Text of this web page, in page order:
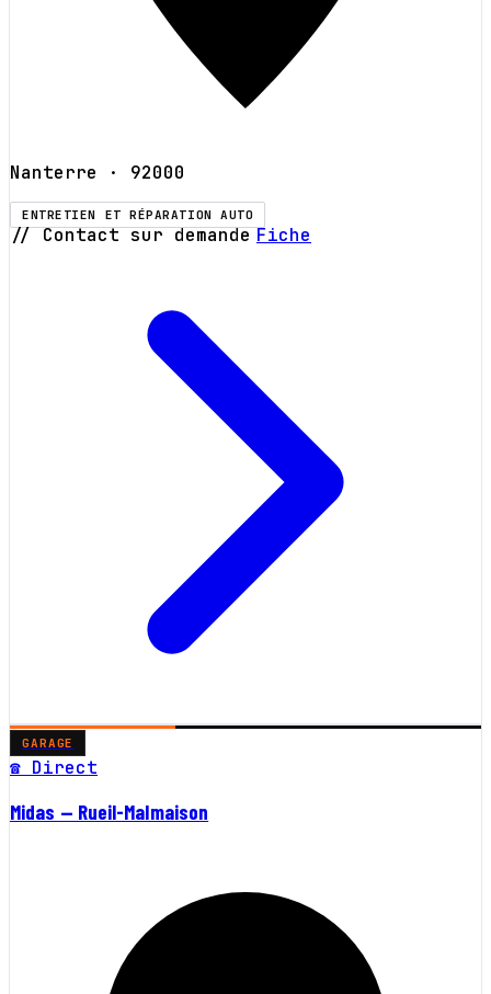
Nanterre · 92000
ENTRETIEN ET RÉPARATION AUTO
// Contact sur demande Fiche
GARAGE
☎ Direct
Midas — Rueil-Malmaison